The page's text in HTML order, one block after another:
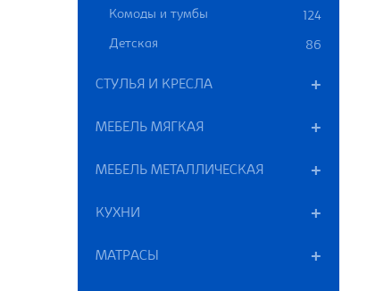
Комоды и тумбы 124
Детская 86
СТУЛЬЯ И КРЕСЛА
МЕБЕЛЬ МЯГКАЯ
МЕБЕЛЬ МЕТАЛЛИЧЕСКАЯ
КУХНИ
МАТРАСЫ